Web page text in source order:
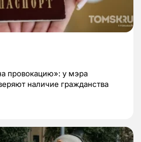
провокацию»: у мэра
наличие гражданства